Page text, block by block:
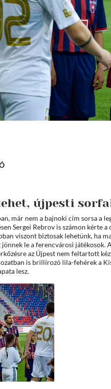
újpesti
már nem a bajnoki cím sorsa a
Sergei Rebrov is számon kérte
viszont biztosak lehetünk, ha
le a ferencvárosi játékosok.
az Újpest nem feltartott
is brillírozó lila-fehérek a
lesz.